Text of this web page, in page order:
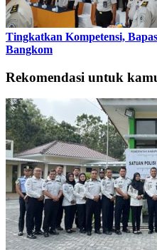
Tingkatkan Kompetensi,
Bangkom
Rekomendasi untuk